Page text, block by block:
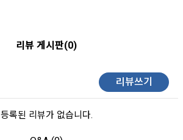
리뷰 게시판(0)
리뷰쓰기
등록된 리뷰가 없습니다.